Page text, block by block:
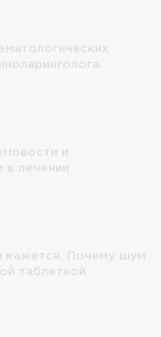
и
в лечении
кажется. Почему шум
таблеткой